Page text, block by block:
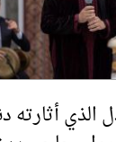
اخبار
الذي أثارته